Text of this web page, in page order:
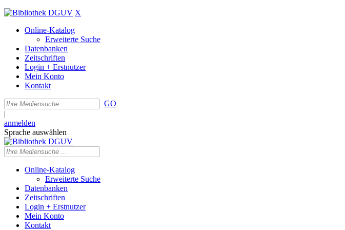
X
Online-Katalog
Erweiterte Suche
Datenbanken
Zeitschriften
Login + Erstnutzer
Mein Konto
Kontakt
GO
|
anmelden
Sprache auswählen
Online-Katalog
Erweiterte Suche
Datenbanken
Zeitschriften
Login + Erstnutzer
Mein Konto
Kontakt